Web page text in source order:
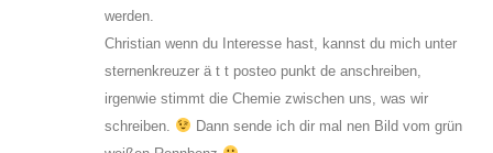
werden.
Christian wenn du Interesse hast, kannst du mich unter
sternenkreuzer ä t t posteo punkt de anschreiben,
irgenwie stimmt die Chemie zwischen uns, was wir
schreiben.
Dann sende ich dir mal nen Bild vom grün